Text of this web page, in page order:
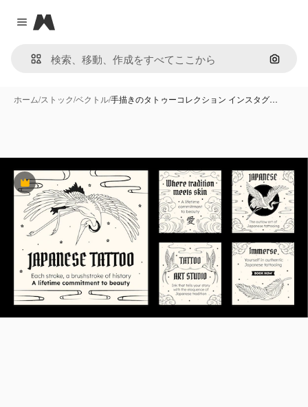
Close menu
Magnific
画像で
ホーム/ストック/ベクトル/手描きのタトゥーコレクション インスタグ…
Premium